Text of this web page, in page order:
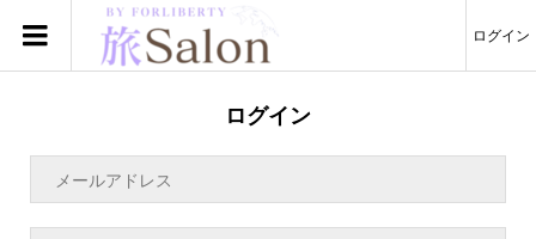
ログイン
ログイン